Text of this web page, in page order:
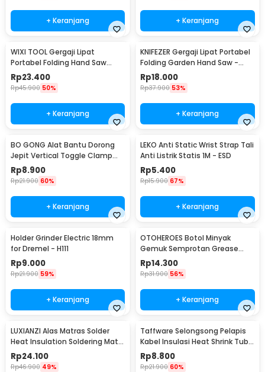
+ Keranjang + Keranjang
WIXI TOOL Gergaji Lipat
Portabel Folding Hand Saw
39cm - JSZ-002
Rp23.400
Rp45.900 50%
+ Keranjang
KNIFEZER Gergaji Lipat Portabel
Folding Garden Hand Saw -
LA145
Rp18.000
Rp37.900 53%
+ Keranjang
BO GONG Alat Bantu Dorong
Jepit Vertical Toggle Clamp
Hold Down Handle - GH-13009
Rp8.900
Rp21.900 60%
+ Keranjang
LEKO Anti Static Wrist Strap Tali
Anti Listrik Statis 1M - ESD
Rp5.400
Rp15.900 67%
+ Keranjang
Holder Grinder Electric 18mm
for Dremel - H111
Rp9.000
Rp21.900 59%
+ Keranjang
OTOHEROES Botol Minyak
Gemuk Semprotan Grease
Gun 250ml - Q001
Rp14.300
Rp31.900 56%
+ Keranjang
LUXIANZI Alas Matras Solder
Heat Insulation Soldering Mat
340x230mm - S-120B
Rp24.100
Rp46.900 49%
Taffware Selongsong Pelapis
Kabel Insulasi Heat Shrink Tube
127 PCS - RSG-AHZ
Rp8.800
Rp21.900 60%